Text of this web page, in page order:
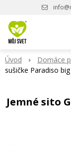
Úvod Domáce
sušičke Paradiso
Jemné sito